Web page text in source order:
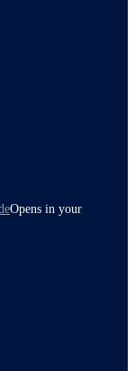
Opens in your